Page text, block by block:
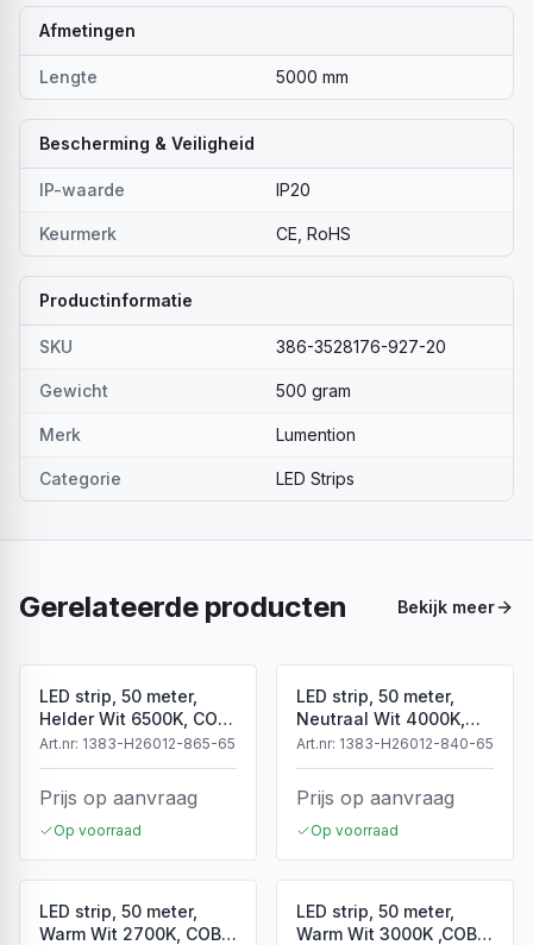
Afmetingen
Lengte 5000 mm
Bescherming & Veiligheid
IP-waarde IP20
Keurmerk CE, RoHS
Productinformatie
SKU 386-3528176-927-20
Gewicht 500 gram
Merk Lumention
Categorie LED Strips
Gerelateerde producten Bekijk meer
LED strip, 50 meter,
Helder Wit 6500K, COB,
High Voltage, 220V,
IP65
Art.nr: 1383-H26012-865-65
Prijs op aanvraag
Op voorraad
LED strip, 50 meter,
Neutraal Wit 4000K,
COB, High Voltage,
220V, IP65
Art.nr: 1383-H26012-840-65
Prijs op aanvraag
Op voorraad
LED strip, 50 meter,
Warm Wit 2700K, COB,
LED strip, 50 meter,
Warm Wit 3000K ,COB,